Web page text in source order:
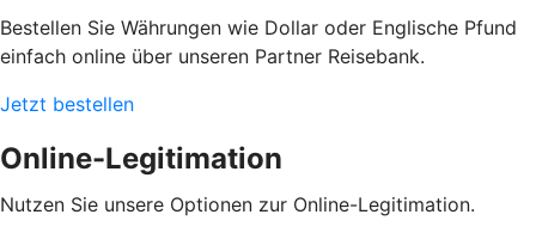
Bestellen Sie Währungen wie Dollar oder Englische Pfund
einfach online über unseren Partner Reisebank.
Jetzt bestellen
Online-Legitimation
Nutzen Sie unsere Optionen zur Online-Legitimation.